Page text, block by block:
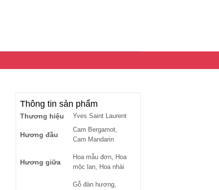
Thông tin sản phẩm
Thương hiệu Yves Saint Laurent
Hương đầu
Cam Bergamot,
Cam Mandarin
Hương giữa
Hoa mẫu đơn, Hoa
mộc lan, Hoa nhài
Gỗ đàn hương,